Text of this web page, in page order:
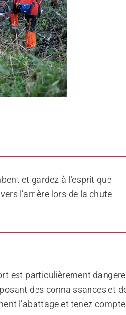
et gardez à l’esprit que
l’arrière lors de la chute
est particulièrement
des connaissances et
l’abattage et tenez